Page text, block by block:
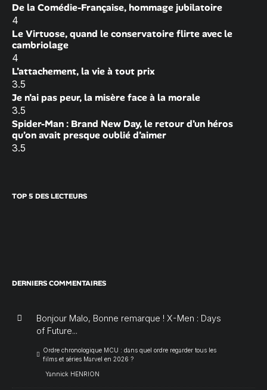
De la Comédie-Française, hommage jubilatoire
4
Le Virtuose, quand le conservatoire flirte avec le
cambriolage
4
L’attachement, la vie à tout prix
3.5
Je n’ai pas peur, la misère face à la morale
3.5
Spider-Man : Brand New Day, le retour d’un héros
qu’on avait presque oublié d’aimer
3.5
TOP 5 DES LECTEURS
DERNIERS COMMENTAIRES
Bonjour Malo, Bonne remarque ! X-Men : Days
of Future...
Ordre chronologique MCU : dans quel ordre regarder tous les
films et séries Marvel en 2026 ?
Yannick HENRION